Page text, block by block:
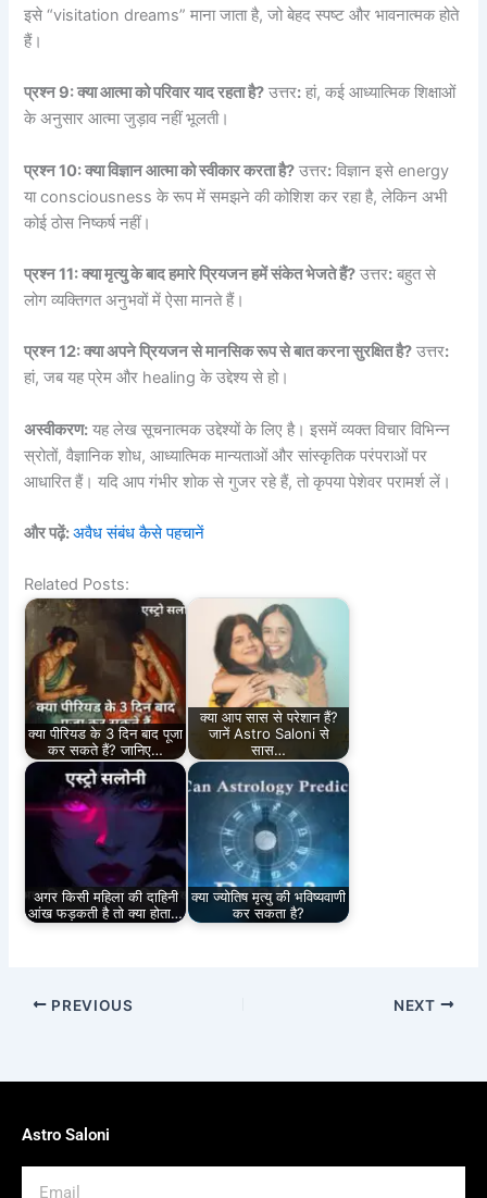
इसे “visitation dreams” माना जाता है, जो बेहद स्पष्ट और भावनात्मक होते
हैं।
प्रश्न 9: क्या आत्मा को परिवार याद रहता है? उत्तर: हां, कई आध्यात्मिक शिक्षाओं
के अनुसार आत्मा जुड़ाव नहीं भूलती।
प्रश्न 10: क्या विज्ञान आत्मा को स्वीकार करता है? उत्तर: विज्ञान इसे energy
या consciousness के रूप में समझने की कोशिश कर रहा है, लेकिन अभी
कोई ठोस निष्कर्ष नहीं।
प्रश्न 11: क्या मृत्यु के बाद हमारे प्रियजन हमें संकेत भेजते हैं? उत्तर: बहुत से
लोग व्यक्तिगत अनुभवों में ऐसा मानते हैं।
प्रश्न 12: क्या अपने प्रियजन से मानसिक रूप से बात करना सुरक्षित है? उत्तर:
हां, जब यह प्रेम और healing के उद्देश्य से हो।
अस्वीकरण: यह लेख सूचनात्मक उद्देश्यों के लिए है। इसमें व्यक्त विचार विभिन्न
स्रोतों, वैज्ञानिक शोध, आध्यात्मिक मान्यताओं और सांस्कृतिक परंपराओं पर
आधारित हैं। यदि आप गंभीर शोक से गुजर रहे हैं, तो कृपया पेशेवर परामर्श लें।
और पढ़ें:अवैध संबंध कैसे पहचानें
Related Posts:
क्या पीरियड के 3 दिन बाद पूजा
कर सकते हैं? जानिए…
क्या आप सास से परेशान हैं?
जानें Astro Saloni से
सास…
अगर किसी महिला की दाहिनी
आंख फड़कती है तो क्या होता…
क्या ज्योतिष मृत्यु की भविष्यवाणी
कर सकता है?
PREVIOUS NEXT
Astro Saloni